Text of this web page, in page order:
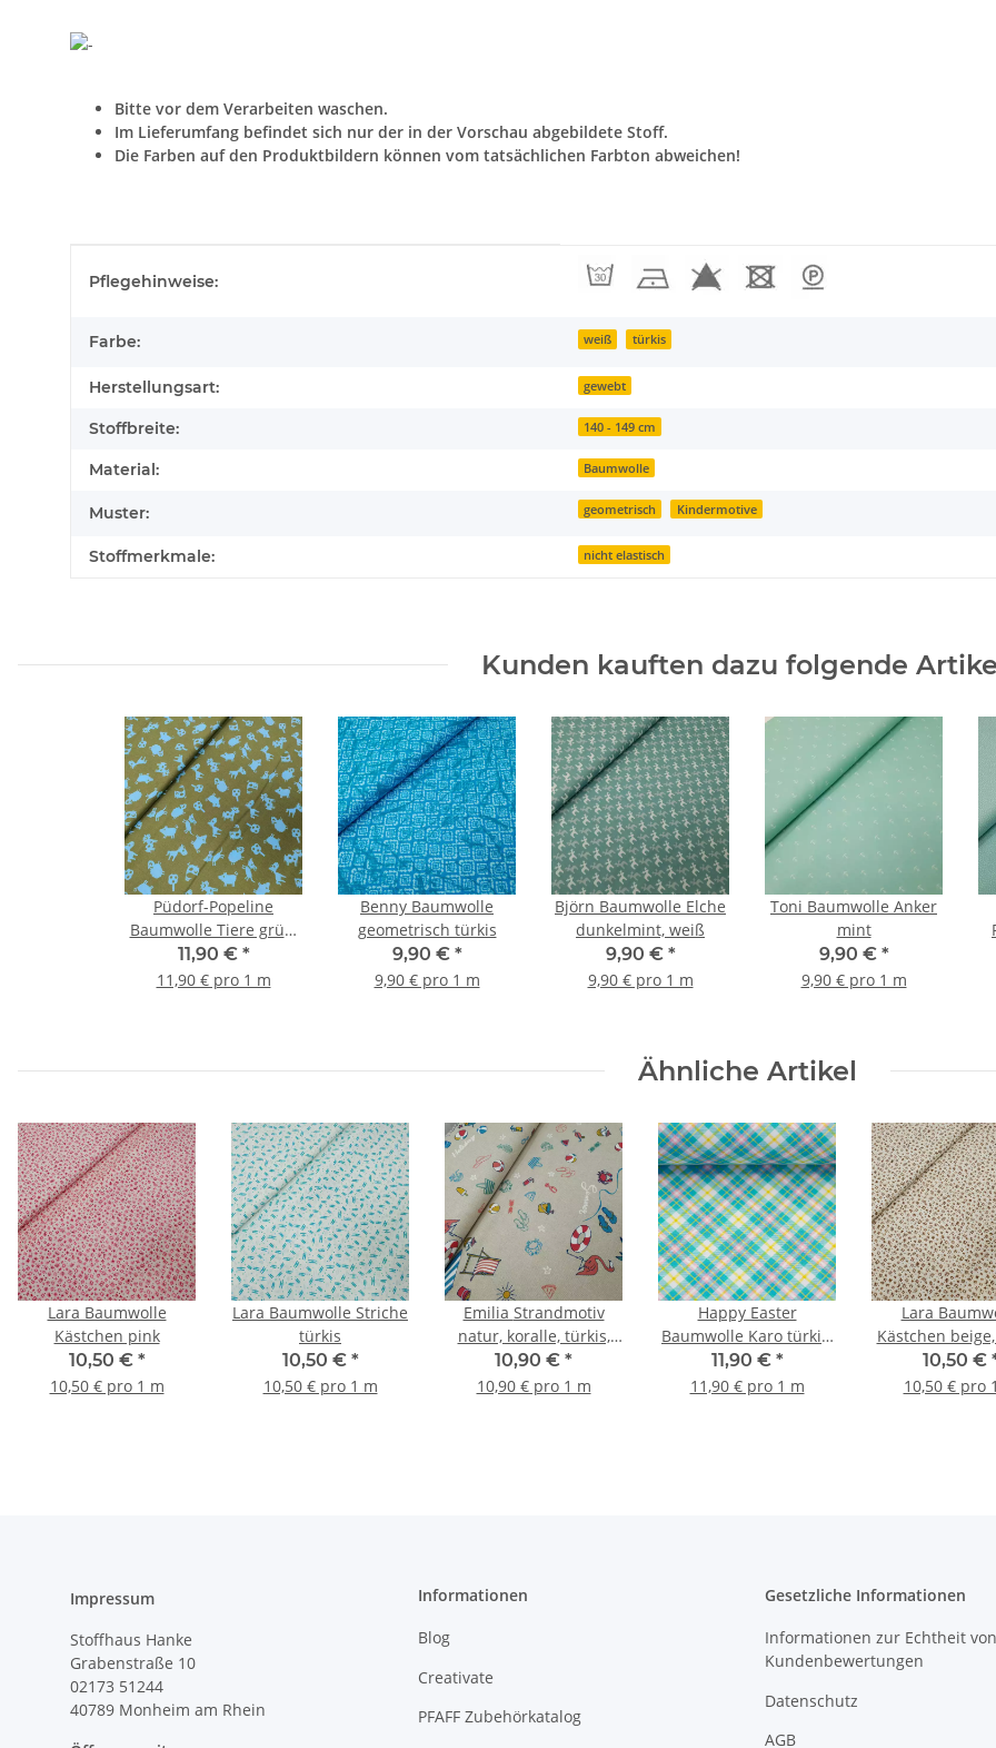
Bitte vor dem Verarbeiten waschen.
Im Lieferumfang befindet sich nur der in der Vorschau abgebildete Stoff.
Die Farben auf den Produktbildern können vom tatsächlichen Farbton abweichen!
Pflegehinweise:
Farbe: weiß türkis
Herstellungsart: gewebt
Stoffbreite: 140 - 149 cm
Material: Baumwolle
Muster: geometrisch Kindermotive
Stoffmerkmale: nicht elastisch
Kunden kauften dazu folgende
Püdorf-Popeline
Baumwolle Tiere grün,
türkis
11,90 € *
11,90 € pro 1 m
Benny Baumwolle
geometrisch türkis
9,90 € *
9,90 € pro 1 m
Björn Baumwolle Elche
dunkelmint, weiß
9,90 € *
9,90 € pro 1 m
Toni Baumwolle Anker
mint
9,90 € *
9,90 € pro 1 m
Ähnliche Artikel
Lara Baumwolle
Kästchen pink
10,50 € *
10,50 € pro 1 m
Lara Baumwolle Striche
türkis
10,50 € *
10,50 € pro 1 m
Emilia Strandmotiv
natur, koralle, türkis,
orange, weiß
10,90 € *
10,90 € pro 1 m
Happy Easter
Baumwolle Karo türkis,
pink
11,90 € *
11,90 € pro 1 m
Lara
Kästchen
10,50 €
10,50 € pro
Impressum
Stoffhaus Hanke
Grabenstraße 10
02173 51244
40789 Monheim am Rhein
Informationen
Blog
Creativate
PFAFF Zubehörkatalog
Gesetzliche Informationen
Informationen zur Echtheit von
Kundenbewertungen
Datenschutz
AGB